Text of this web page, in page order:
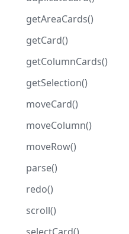
getAreaCards()
getCard()
getColumnCards()
getSelection()
moveCard()
moveColumn()
moveRow()
parse()
redo()
scroll()